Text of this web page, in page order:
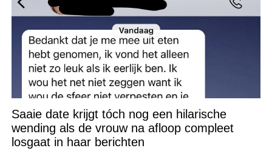
Saaie date krijgt tóch nog een hilarische
wending als de vrouw na afloop compleet
losgaat in haar berichten